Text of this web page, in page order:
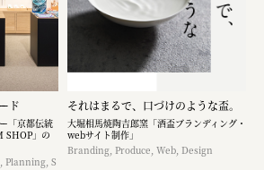
ド
「京都伝統
SHOP」の
Planning, S
それはまるで、口づけのような盃。
大堀相馬焼陶吉郎窯「酒盃ブランディング・
webサイト制作」
Branding, Produce, Web, Design